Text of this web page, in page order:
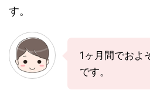
す。
1ヶ月間でおよ
です。